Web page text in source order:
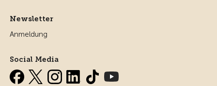
Newsletter
Anmeldung
Social Media